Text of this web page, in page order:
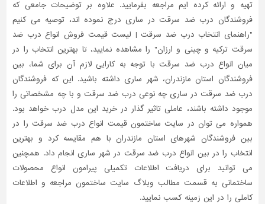
تهیه و ارائه کرده ایم مراجعه بفرمایید. علاوه بر توضیحات جامعی که
فروشندگان درب ضد سرقت در ساری درج نموده اند، توصیه می کنیم
"راهنمای انتخاب درب ضد سرقت | لیست قیمت فروش انواع درب ضد
سرقت ترکیه و چینی و ارزان" را مشاهده نمایید، تا بهترین انتخاب را در
میان انواع درب ضد سرقت با توجه به کارایی لازم آن برای شما، بین
فروشندگان استان مازندران، شهر ساری داشته باشید. این که فروشندگان
درب ضد سرقت در ساری چه نوعی درب ضد سرقت و با چه مشخصاتی را
موجود داشته باشند، عاملی تاثیر گذار در خرید این مدل درب خواهد بود.
همواره می توان در سایت ساختمون قیمت انواع درب ضد سرقت را در
بین فروشندگان شهرهای استان مازندران با هم مقایسه کرد و بهترین
انتخاب را در بین انواع درب ضد سرقت در شهر ساری انجام داد. همچنین
می توانید برای دریافت اطلاعات تکمیلی پیرامون انواع محصولات
ساختمانی به قسمت مطالب وبلاگ سایت ساختمون مراجعه و اطلاعات
کاملی را در این زمینه کسب نمایید.